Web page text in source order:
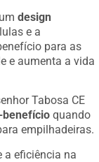
design
e a
para as
e aumenta a vida
Tabosa CE
benefício quando
empilhadeiras.
a eficiência na